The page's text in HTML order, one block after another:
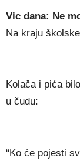
Vic dana: Ne
Na kraju
Kolača i pića
u čudu:
“Ko će pojesti